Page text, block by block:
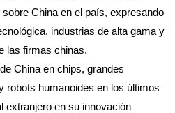
China en el país, expresando
industrias de alta gama y
las firmas chinas.
China en chips, grandes
robots humanoides en los últimos
extranjero en su innovación